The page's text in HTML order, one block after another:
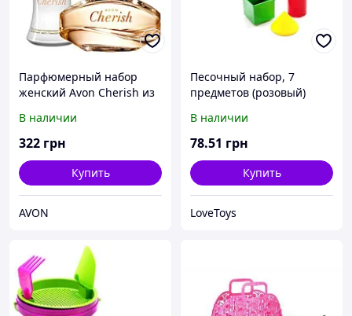
Парфюмерный набор
женский Avon Cherish из
В наличии
322 грн
Купить
AVON
Песочный набор, 7
предметов (розовый)
В наличии
78.51 грн
Купить
LoveToys